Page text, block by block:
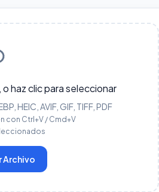
haz clic para seleccionar
HEIC, AVIF, GIF, TIFF, PDF
con Ctrl+V / Cmd+V
Archivo